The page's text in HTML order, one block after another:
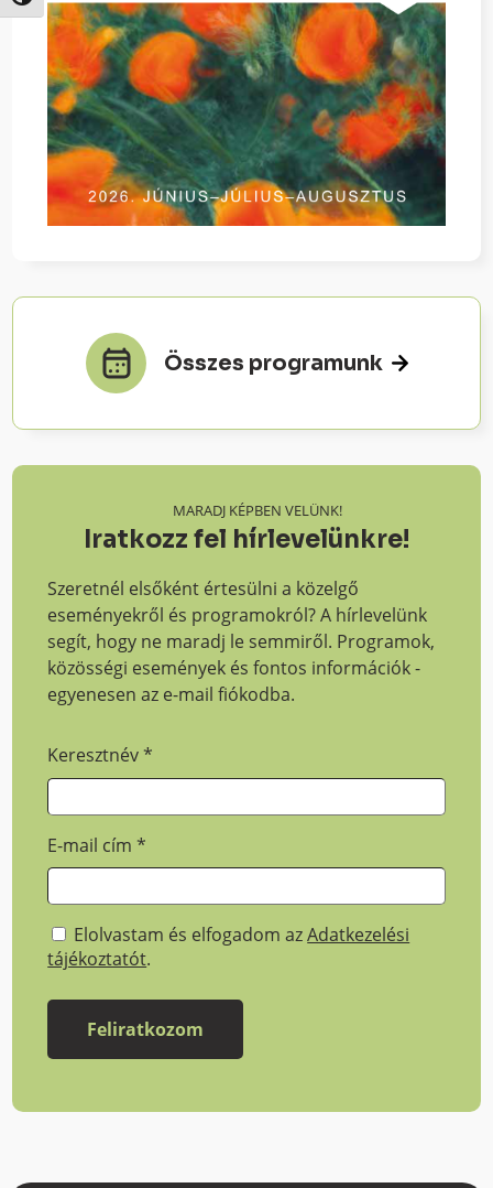
Összes programunk
MARADJ KÉPBEN VELÜNK!
Iratkozz fel hírlevelünkre!
Szeretnél elsőként értesülni a közelgő
eseményekről és programokról? A hírlevelünk
segít, hogy ne maradj le semmiről. Programok,
közösségi események és fontos információk -
egyenesen az e-mail fiókodba.
Keresztnév*
E-mail cím*
Elolvastam és elfogadom azAdatkezelési
tájékoztatót.